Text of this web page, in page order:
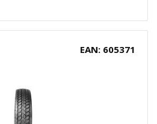
EAN: 605371